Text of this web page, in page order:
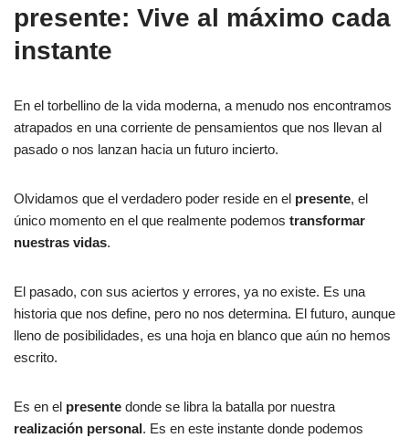
presente: Vive al máximo cada
instante
En el torbellino de la vida moderna, a menudo nos encontramos
atrapados en una corriente de pensamientos que nos llevan al
pasado o nos lanzan hacia un futuro incierto.
Olvidamos que el verdadero poder reside en el presente, el
único momento en el que realmente podemos transformar
nuestras vidas.
El pasado, con sus aciertos y errores, ya no existe. Es una
historia que nos define, pero no nos determina. El futuro, aunque
lleno de posibilidades, es una hoja en blanco que aún no hemos
escrito.
Es en el presente donde se libra la batalla por nuestra
realización personal. Es en este instante donde podemos